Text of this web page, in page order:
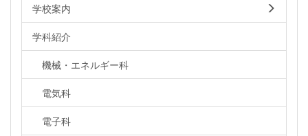
学校案内
学科紹介
機械・エネルギー科
電気科
電子科